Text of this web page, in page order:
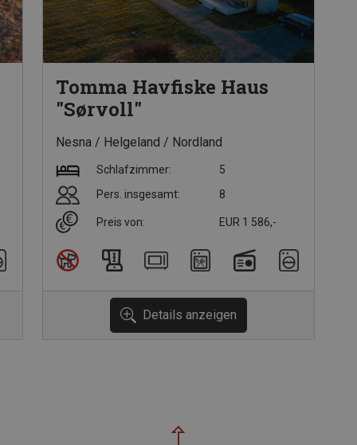
Tomma Havfiske Haus
"Sørvoll"
Nesna Helgeland Nordland
Schlafzimmer:
5
Pers. insgesamt:
8
Preis von: EUR 1 586,-
Details anzeigen